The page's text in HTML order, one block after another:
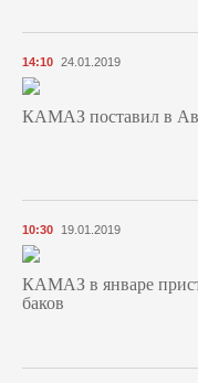
14:10 24.01.2019
КАМАЗ поставил в
10:30 19.01.2019
КАМАЗ в январе
баков